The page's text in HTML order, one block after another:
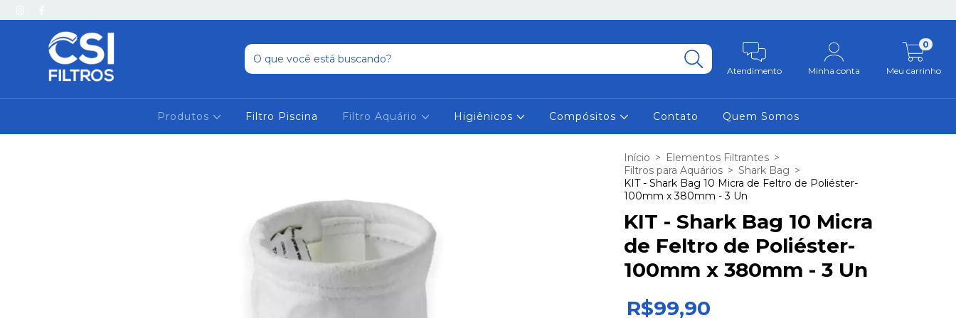
Atendimento Minha conta Meu carrinho
0
Produtos Filtro Piscina Filtro Aquário Higiênicos Compósitos Contato Quem Somos
Início > Elementos Filtrantes >
Filtros para Aquários > Shark Bag >
KIT - Shark Bag 10 Micra de Feltro de Poliéster-
100mm x 380mm - 3 Un
KIT - Shark Bag 10 Micra
de Feltro de Poliéster-
100mm x 380mm - 3 Un
R$99,90